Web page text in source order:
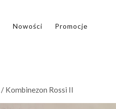
Nowości Promocje
/ Kombinezon Rossi II